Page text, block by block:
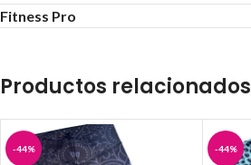
Fitness Pro
Productos relacionados
-44% -44%